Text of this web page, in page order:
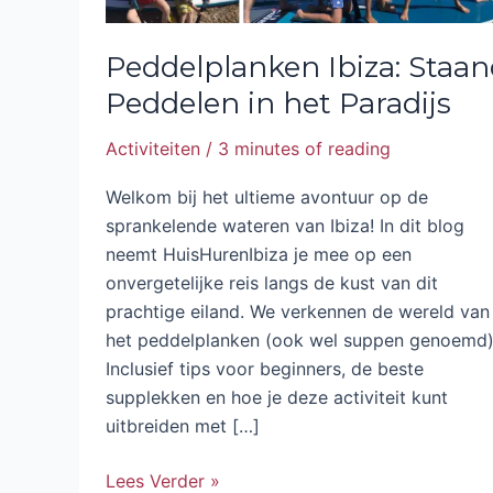
Peddelplanken Ibiza:
Peddelen in het Paradijs
Activiteiten / 3 minutes of reading
Welkom bij het ultieme avontuur op de
sprankelende wateren van Ibiza! In dit blog
neemt HuisHurenIbiza je mee op een
onvergetelijke reis langs de kust van dit
prachtige eiland. We verkennen de wereld van
het peddelplanken (ook wel suppen
Inclusief tips voor beginners, de beste
supplekken en hoe je deze activiteit kunt
uitbreiden met […]
Lees Verder »